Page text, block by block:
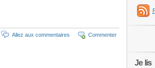
Commenter
Allez aux commentaires
Je lis